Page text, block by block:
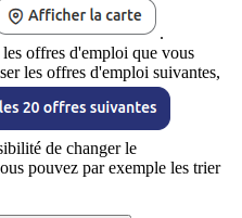
.
offres d'emploi que vous
les offres d'emploi suivantes,
de changer le
pouvez par exemple les trier